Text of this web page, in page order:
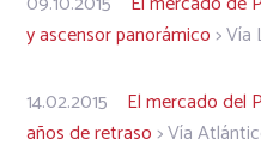
y ascensor panorámico> Vía
14.02.2015 El mercado del
años de retraso> Vía